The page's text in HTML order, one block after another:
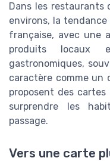
Dans les restaurants
environs, la
française, avec une
produits locaux
gastronomiques,
caractère comme un
proposent des
surprendre les
passage.
Vers une carte